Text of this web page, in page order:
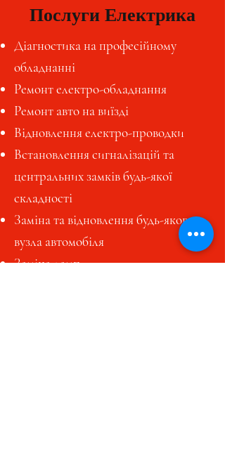
Послуги Електрика
Діагностика на професійному
обладнанні
Ремонт електро-обладнання
Ремонт авто на виїзді
Відновлення електро-проводки
Встановлення сигналізацій та
центральних замків будь-якої
складності
Заміна та відновлення будь-якого
вузла автомобіля
Заміна ламп